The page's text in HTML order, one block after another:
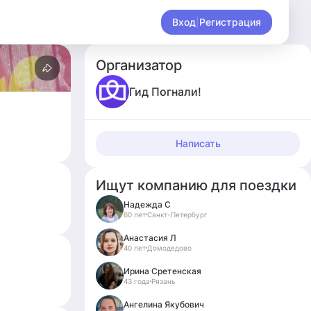
Вход Регистрация
Организатор
Гид Погнали!
Написать
Ищут компанию для поездки
Надежда С
60 летСанкт-Петербург
Анастасия Л
40 лет Домодедово
Ирина Сретенская
43 года Рязань
Ангелина Якубович